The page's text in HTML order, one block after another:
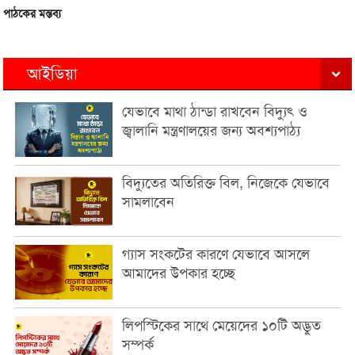
পাঠকের মন্তব্য
আইডিয়া
যেভাবে মাথা ঠান্ডা রাখবেন বিদ্যুৎ ও
জ্বালানি মন্ত্রণালয়ের জন্য অবশ্যপাঠ্য
বিদ্যুতের অতিরিক্ত বিল, নিজেকে যেভাবে
সামলাবেন
গ্যাস সংকটের কারণে যেভাবে আসলে
আমাদের উপকার হচ্ছে
লিপস্টিকের সাথে মেয়েদের ১০টি অদ্ভুত
সম্পর্ক